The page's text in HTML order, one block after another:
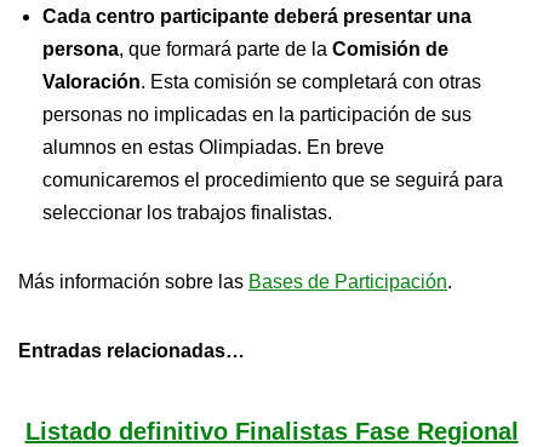
Cada centro participante deberá presentar una
persona, que formará parte de la Comisión de
Valoración. Esta comisión se completará con otras
personas no implicadas en la participación de sus
alumnos en estas Olimpiadas. En breve
comunicaremos el procedimiento que se seguirá para
seleccionar los trabajos finalistas.
Más información sobre las Bases de Participación.
Entradas relacionadas…
Listado definitivo Finalistas Fase Regional